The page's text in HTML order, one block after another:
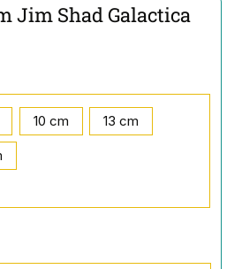
Jim Shad Galactica
10 cm 13 cm